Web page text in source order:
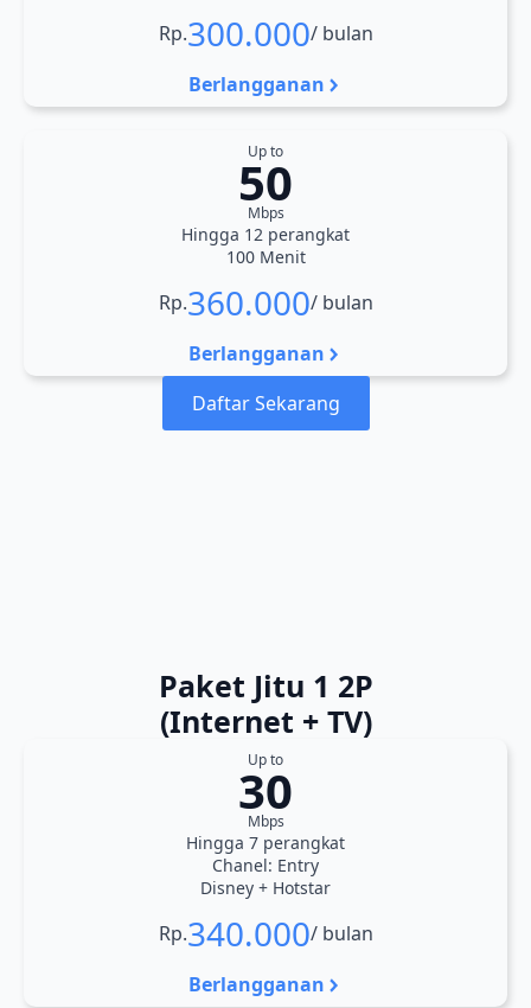
Rp.300.000/ bulan
Berlangganan
Up to
50
Mbps
Hingga 12 perangkat
100 Menit
Rp.360.000/ bulan
Berlangganan
Daftar Sekarang
Paket Jitu 1 2P
(Internet + TV)
Up to
30
Mbps
Hingga 7 perangkat
Chanel: Entry
Disney + Hotstar
Rp.340.000/ bulan
Berlangganan